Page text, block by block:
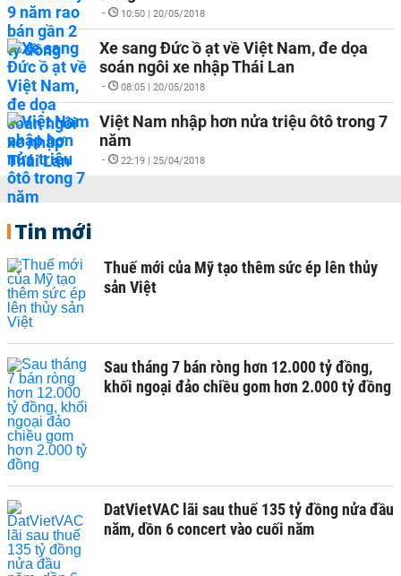
- 10:50 | 20/05/2018
Xe sang Đức ồ ạt về Việt Nam, đe dọa
soán ngôi xe nhập Thái Lan
- 08:05 | 20/05/2018
Việt Nam nhập hơn nửa triệu ôtô trong 7
năm
- 22:19 | 25/04/2018
Tin mới
Thuế mới của Mỹ tạo thêm sức ép lên thủy
sản Việt
Sau tháng 7 bán ròng hơn 12.000 tỷ đồng,
khối ngoại đảo chiều gom hơn 2.000 tỷ đồng
DatVietVAC lãi sau thuế 135 tỷ đồng nửa đầu
năm, dồn 6 concert vào cuối năm